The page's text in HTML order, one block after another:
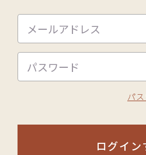
パ
ログイン